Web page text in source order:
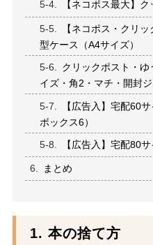
【ネコポス最大】
【ネコポス・クリ
型ケース（A4サイズ）
クリックポスト・
イズ・角2・マチ・開封ジ
【広告入】宅配60
ボックス6）
【広告入】宅配80
まとめ
本の捨て方